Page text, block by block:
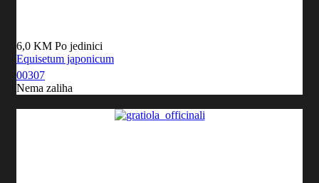
6,0 KM Po jedinici
Equisetum japonicum
00307
Nema zaliha